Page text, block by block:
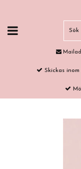
Skickas